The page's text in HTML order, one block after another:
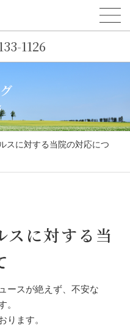
1126
スに対する当院の対応につ
スに対する当
ースが絶えず、不安な
。
ります。